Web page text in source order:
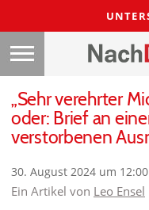
„Sehr verehrter
oder: Brief an
verstorbenen
30. August 2024 um 12:00
Ein Artikel von Leo Ensel